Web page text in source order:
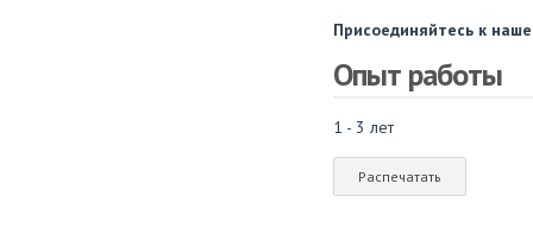
Присоединяйтесь к
Опыт работы
1 - 3 лет